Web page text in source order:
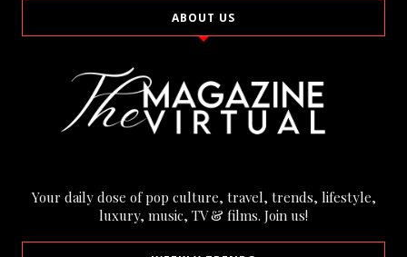
ABOUT US
Your daily dose of pop culture, travel, trends, lifestyle,
luxury, music, TV & films. Join us!